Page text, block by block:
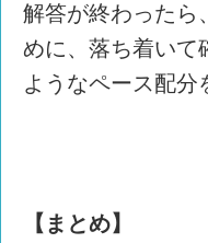
解答が終わったら
めに、落ち着いて
ようなペース配分
【まとめ】